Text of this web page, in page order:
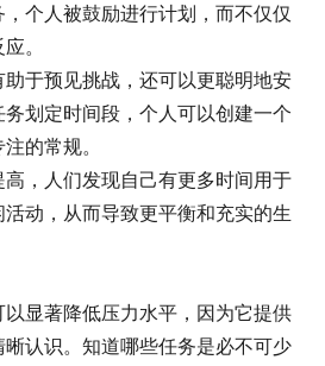
个人被鼓励进行计划，而不仅仅
。
于预见挑战，还可以更聪明地安
划定时间段，个人可以创建一个
的常规。
，人们发现自己有更多时间用于
动，从而导致更平衡和充实的生
显著降低压力水平，因为它提供
认识。知道哪些任务是必不可少